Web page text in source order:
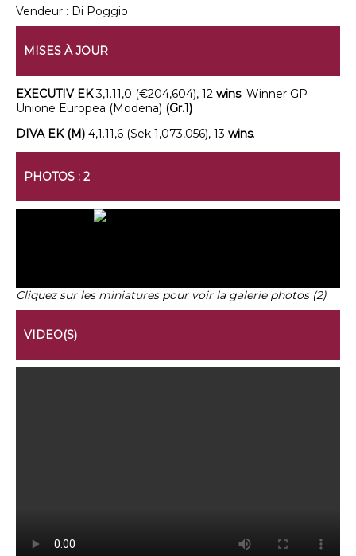
Vendeur : Di Poggio
MISES À JOUR
EXECUTIV EK3,1.11,0 (€204,604), 12 wins. Winner GP
Unione Europea (Modena) (Gr.1)
DIVA EK (M) 4,1.11,6 (Sek 1,073,056), 13 wins.
PHOTOS : 2
Cliquez sur les miniatures pour voir la galerie photos (2)
VIDEO(S)